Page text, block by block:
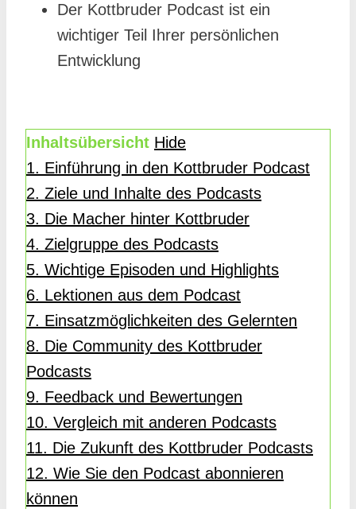
Der Kottbruder Podcast ist ein
wichtiger Teil Ihrer persönlichen
Entwicklung
Inhaltsübersicht Hide
1. Einführung in den Kottbruder Podcast
2. Ziele und Inhalte des Podcasts
3. Die Macher hinter Kottbruder
4. Zielgruppe des Podcasts
5. Wichtige Episoden und Highlights
6. Lektionen aus dem Podcast
7. Einsatzmöglichkeiten des Gelernten
8. Die Community des Kottbruder
Podcasts
9. Feedback und Bewertungen
10. Vergleich mit anderen Podcasts
11. Die Zukunft des Kottbruder Podcasts
12. Wie Sie den Podcast abonnieren
können